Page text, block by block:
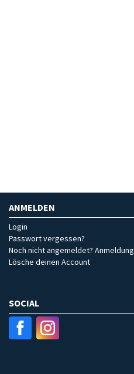
ANMELDEN
Login
Passwort vergessen?
Noch nicht angemeldet? Anmeldung
Lösche deinen Account
SOCIAL